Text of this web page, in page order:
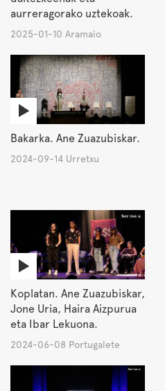
aurreragorako uztekoak.
2025-01-10 Aramaio
Bakarka. Ane Zuazubiskar.
2024-09-14 Urretxu
Koplatan. Ane Zuazubiskar,
Jone Uria, Haira Aizpurua
eta Ibar Lekuona.
2024-06-08 Portugalete